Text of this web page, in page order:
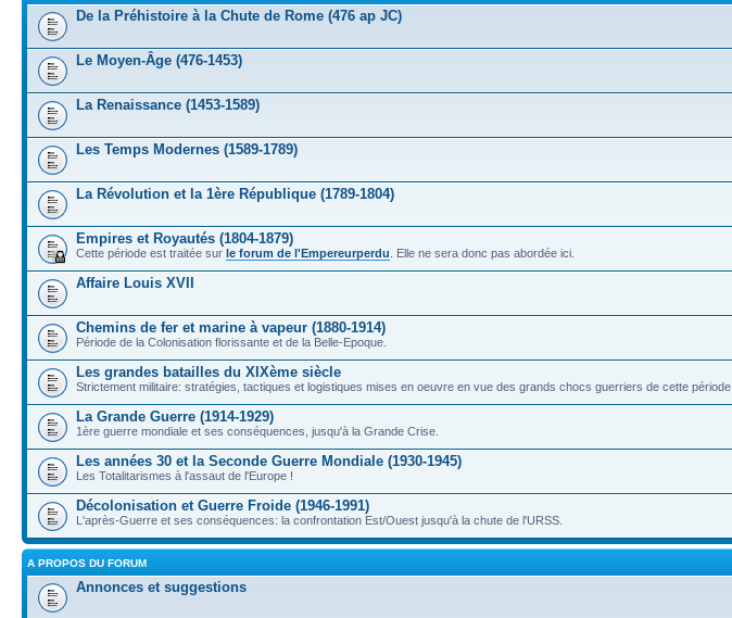
De la Préhistoire à la Chute de Rome (476 ap JC)
Le Moyen-Âge (476-1453)
La Renaissance (1453-1589)
Les Temps Modernes (1589-1789)
La Révolution et la 1ère République (1789-1804)
Empires et Royautés (1804-1879)
Cette période est traitée sur le forum de l'Empereurperdu . Elle ne sera donc pas abordée ici.
Affaire Louis XVII
Chemins de fer et marine à vapeur (1880-1914)
Période de la Colonisation florissante et de la Belle-Epoque.
Les grandes batailles du XIXème siècle
Strictement militaire: stratégies, tactiques et logistiques mises en oeuvre en vue des grands chocs guerriers de cette période.
La Grande Guerre (1914-1929)
1ère guerre mondiale et ses conséquences, jusqu'à la Grande Crise.
Les années 30 et la Seconde Guerre Mondiale (1930-1945)
Les Totalitarismes à l'assaut de l'Europe !
Décolonisation et Guerre Froide (1946-1991)
L'après-Guerre et ses conséquences: la confrontation Est/Ouest jusqu'à la chute de l'URSS.
A PROPOS DU FORUM
Annonces et suggestions